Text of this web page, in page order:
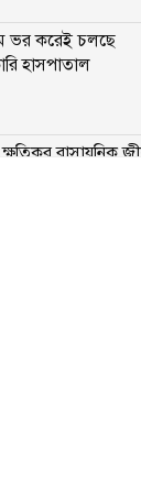
ভর করেই চলছে
হাসপাতাল
ক্ষতিকর রাসায়নিক